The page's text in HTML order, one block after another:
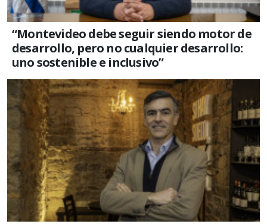
“Montevideo debe seguir siendo motor de
desarrollo, pero no cualquier desarrollo:
uno sostenible e inclusivo”